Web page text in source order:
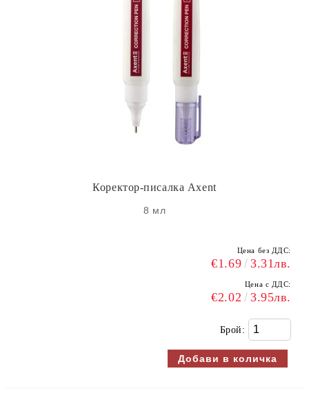
Коректор-писалка Axent
8 мл
Цена без ДДС:
€1.69 3.31лв.
Цена с ДДС:
€2.02 3.95лв.
Брой: